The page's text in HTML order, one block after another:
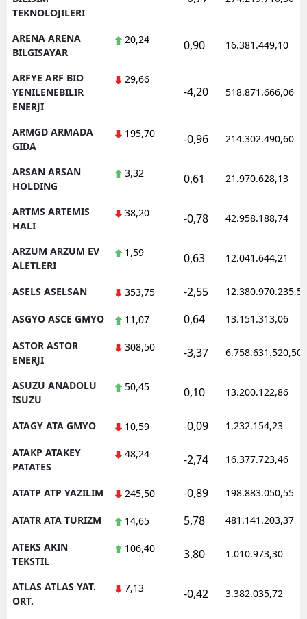
TEKNOLOJILERI
ARENA ARENA
BILGISAYAR
20,24 0,90 16.381.449,10
ARFYE ARF BIO
YENILENEBILIR
ENERJI
29,66
-4,20 518.871.666,06
ARMGD ARMADA
GIDA
195,70 -0,96 214.302.490,60
ARSAN ARSAN
HOLDING
3,32 0,61 21.970.628,13
ARTMS ARTEMIS
HALI
38,20 -0,78 42.958.188,74
ARZUM ARZUM EV
ALETLERI
1,59 0,63 12.041.644,21
ASELS ASELSAN 353,75 -2,55 12.380.970.235,50
ASGYO ASCE GMYO 11,07 0,64 13.151.313,06
ASTOR ASTOR
ENERJI
308,50 -3,37 6.758.631.520,50
ASUZU ANADOLU
ISUZU
50,45 0,10 13.200.122,86
ATAGY ATA GMYO 10,59 -0,09 1.232.154,23
ATAKP ATAKEY
PATATES
48,24 -2,74 16.377.723,46
ATATP ATP YAZILIM 245,50 -0,89 198.883.050,55
ATATR ATA TURIZM 14,65 5,78 481.141.203,37
ATEKS AKIN
TEKSTIL
106,40 3,80 1.010.973,30
ATLAS ATLAS YAT.
ORT.
7,13 -0,42 3.382.035,72